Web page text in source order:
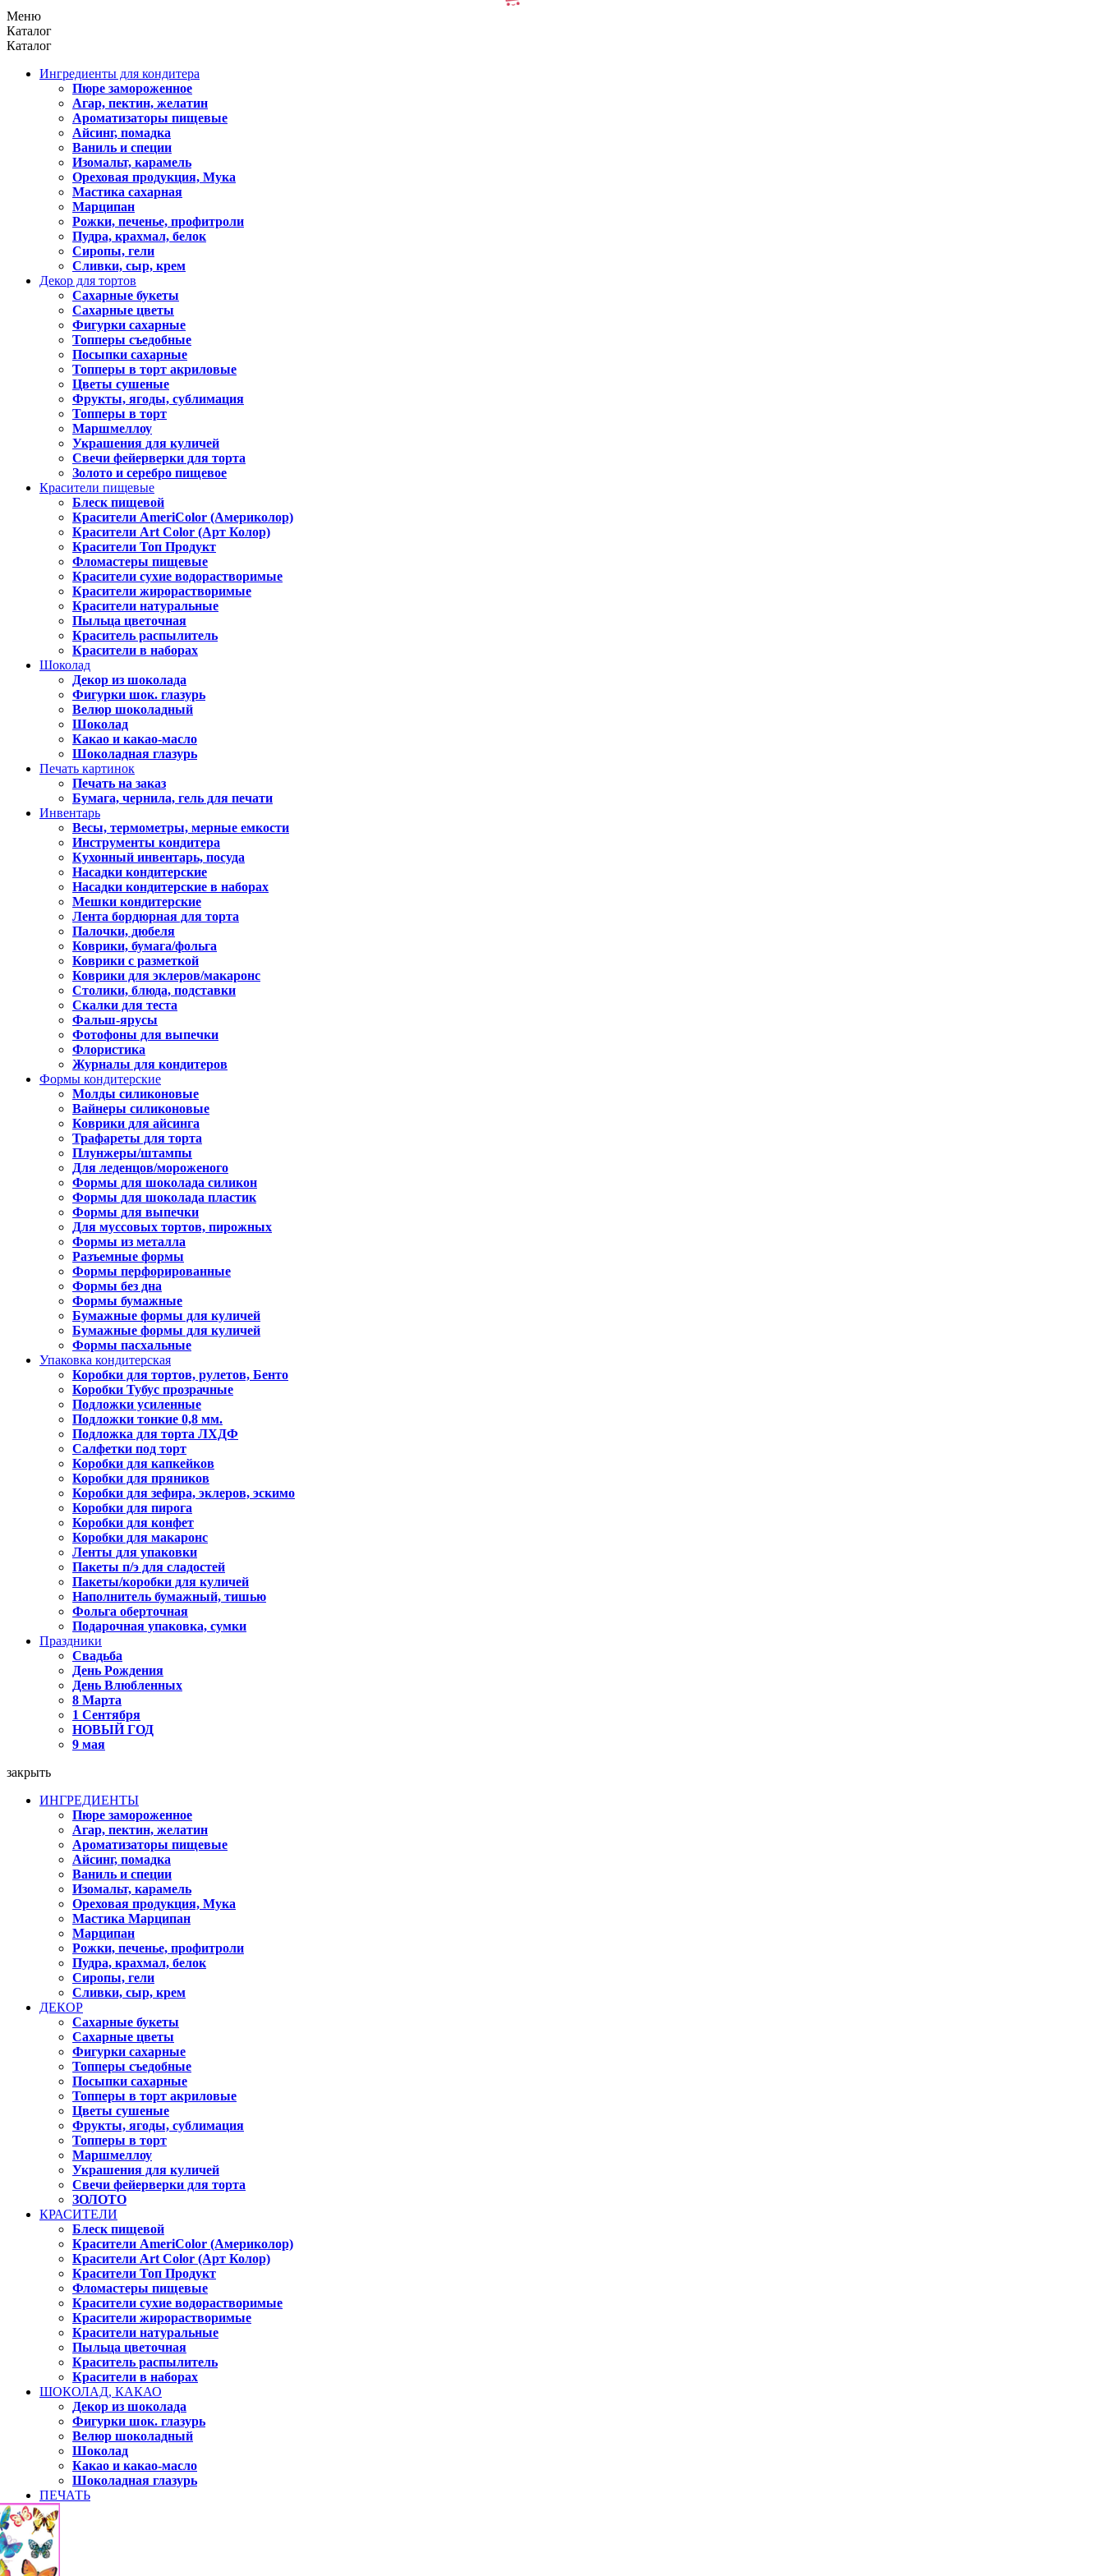
Меню
Каталог
Каталог
Ингредиенты для кондитера
Пюре замороженное
Агар, пектин, желатин
Ароматизаторы пищевые
Айсинг, помадка
Ваниль и специи
Изомальт, карамель
Ореховая продукция, Мука
Мастика сахарная
Марципан
Рожки, печенье, профитроли
Пудра, крахмал, белок
Сиропы, гели
Сливки, сыр, крем
Декор для тортов
Сахарные букеты
Сахарные цветы
Фигурки сахарные
Топперы съедобные
Посыпки сахарные
Топперы в торт акриловые
Цветы сушеные
Фрукты, ягоды, сублимация
Топперы в торт
Маршмеллоу
Украшения для куличей
Свечи фейерверки для торта
Золото и серебро пищевое
Красители пищевые
Блеск пищевой
Красители AmeriColor (Америколор)
Красители Art Color (Арт Колор)
Красители Топ Продукт
Фломастеры пищевые
Красители сухие водорастворимые
Красители жирорастворимые
Красители натуральные
Пыльца цветочная
Краситель распылитель
Красители в наборах
Шоколад
Декор из шоколада
Фигурки шок. глазурь
Велюр шоколадный
Шоколад
Какао и какао-масло
Шоколадная глазурь
Печать картинок
Печать на заказ
Бумага, чернила, гель для печати
Инвентарь
Весы, термометры, мерные емкости
Инструменты кондитера
Кухонный инвентарь, посуда
Насадки кондитерские
Насадки кондитерские в наборах
Мешки кондитерские
Лента бордюрная для торта
Палочки, дюбеля
Коврики, бумага/фольга
Коврики с разметкой
Коврики для эклеров/макаронс
Столики, блюда, подставки
Скалки для теста
Фальш-ярусы
Фотофоны для выпечки
Флористика
Журналы для кондитеров
Формы кондитерские
Молды силиконовые
Вайнеры силиконовые
Коврики для айсинга
Трафареты для торта
Плунжеры/штампы
Для леденцов/мороженого
Формы для шоколада силикон
Формы для шоколада пластик
Формы для выпечки
Для муссовых тортов, пирожных
Формы из металла
Разъемные формы
Формы перфорированные
Формы без дна
Формы бумажные
Бумажные формы для куличей
Бумажные формы для куличей
Формы пасхальные
Упаковка кондитерская
Коробки для тортов, рулетов, Бенто
Коробки Тубус прозрачные
Подложки усиленные
Подложки тонкие 0,8 мм.
Подложка для торта ЛХДФ
Салфетки под торт
Коробки для капкейков
Коробки для пряников
Коробки для зефира, эклеров, эскимо
Коробки для пирога
Коробки для конфет
Коробки для макаронс
Ленты для упаковки
Пакеты п/э для сладостей
Пакеты/коробки для куличей
Наполнитель бумажный, тишью
Фольга оберточная
Подарочная упаковка, сумки
Праздники
Свадьба
День Рождения
День Влюбленных
8 Марта
1 Сентября
НОВЫЙ ГОД
9 мая
закрыть
ИНГРЕДИЕНТЫ
Пюре замороженное
Агар, пектин, желатин
Ароматизаторы пищевые
Айсинг, помадка
Ваниль и специи
Изомальт, карамель
Ореховая продукция, Мука
Мастика Марципан
Марципан
Рожки, печенье, профитроли
Пудра, крахмал, белок
Сиропы, гели
Сливки, сыр, крем
ДЕКОР
Сахарные букеты
Сахарные цветы
Фигурки сахарные
Топперы съедобные
Посыпки сахарные
Топперы в торт акриловые
Цветы сушеные
Фрукты, ягоды, сублимация
Топперы в торт
Маршмеллоу
Украшения для куличей
Свечи фейерверки для торта
ЗОЛОТО
КРАСИТЕЛИ
Блеск пищевой
Красители AmeriColor (Америколор)
Красители Art Color (Арт Колор)
Красители Топ Продукт
Фломастеры пищевые
Красители сухие водорастворимые
Красители жирорастворимые
Красители натуральные
Пыльца цветочная
Краситель распылитель
Красители в наборах
ШОКОЛАД, КАКАО
Декор из шоколада
Фигурки шок. глазурь
Велюр шоколадный
Шоколад
Какао и какао-масло
Шоколадная глазурь
ПЕЧАТЬ